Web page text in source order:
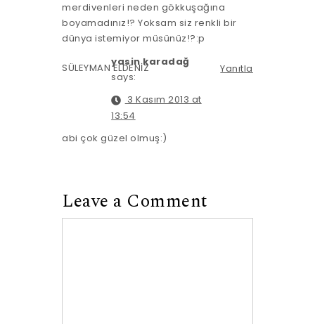
merdivenleri neden gökkuşağına
boyamadınız!? Yoksam siz renkli bir
dünya istemiyor müsünüz!?:p
SÜLEYMAN ELDENİZ Yanıtla
yasin karadağ
says:
3 Kasım 2013 at
13:54
abi çok güzel olmuş:)
Leave a Comment